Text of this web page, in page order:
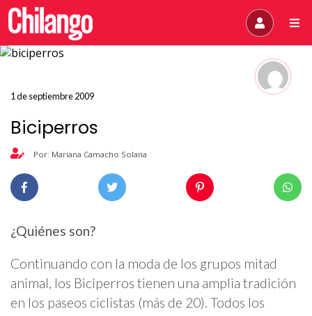
1 de septiembre 2009
Biciperros
Por: Mariana Camacho Solana
¿Quiénes son?
Continuando con la moda de los grupos mitad
animal, los Biciperros tienen una amplia tradición
en los paseos ciclistas (más de 20). Todos los